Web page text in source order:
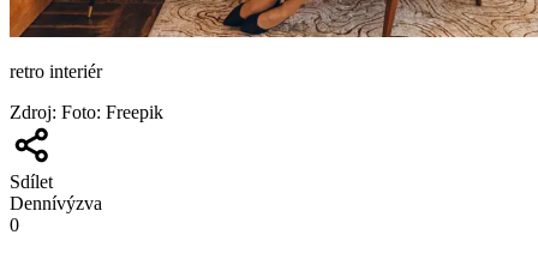
retro interiér
Zdroj: Foto: Freepik
Sdílet
Dennívýzva
0